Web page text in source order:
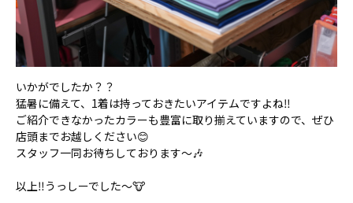
いかがでしたか？？
猛暑に備えて、1着は持っておきたいアイテムですよね‼️
ご紹介できなかったカラーも豊富に取り揃えていますので、ぜひ
店頭までお越しください😊
スタッフ一同お待ちしております〜🎶
以上‼️うっしーでした～🐮